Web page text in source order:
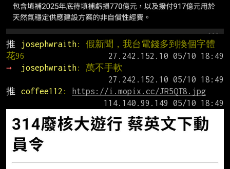
推 josephwraith: 假新聞，我台電錢多到換個字體
花96
→
josephwraith: 萬不手軟
推
coffee112 :
https://i.mopix.cc/JR5QT8.jpg